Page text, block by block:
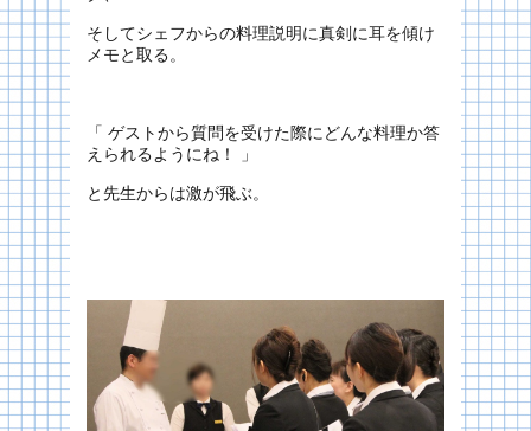
そしてシェフからの料理説明に真剣に耳を傾け
メモと取る。
「 ゲストから質問を受けた際にどんな料理か答
えられるようにね！ 」
と先生からは激が飛ぶ。